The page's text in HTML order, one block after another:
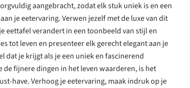
aangebracht, zodat elk stuk uniek is en een
je eetervaring. Verwen jezelf met de luxe van dit
eettafel verandert in een toonbeeld van stijl en
tot leven en presenteer elk gerecht elegant aan je
dat je krijgt als je een uniek en fascinerend
fijnere dingen in het leven waarderen, is het
have. Verhoog je eetervaring, maak indruk op je